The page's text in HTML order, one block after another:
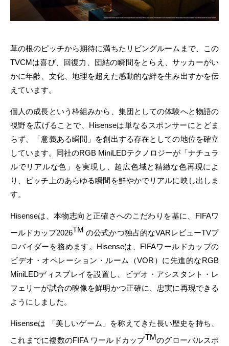
草の根のピッチから期待に満ちたリビングルームまで、この
TVCMは喜び、回復力、団結の瞬間をとらえ、サッカーがい
かに年齢、文化、地理を超えた感動的な絆を生み出すかを伝
えています。
個人の成長という枠組みから、集団としての体験へと物語の
視野を広げることで、Hisenseは単なるスポンサーにとどま
らず、「意義ある瞬間」を創出する存在としての地位を確立
しています。同社のRGB MiniLEDテクノロジーが「ナチュラ
ルでリアルな色」を実現し、超広色域と精緻な色再現によ
り、ピッチ上のあらゆる瞬間を鮮やかでリアルに映し出しま
す。
Hisenseは、本物志向と正確さへのこだわりを基に、FIFAワ
ールドカップ2026TM の公式かつ独占的なVARレビューTVプ
ロバイダーを務めます。Hisenseは、FIFAワールドカップの
ビデオ・オペレーション・ルーム（VOR）に先進的なRGB
MiniLEDディスプレイを設置し、ビデオ・アシスタント・レ
フェリーが試合の映像を鮮明かつ正確に、忠実に再現できる
ようにしました。
Hisenseは 「美しいゲーム」を称えてきた長い歴史を持ち、
これまでに複数のFIFA ワールドカップTMのグローバルスポ